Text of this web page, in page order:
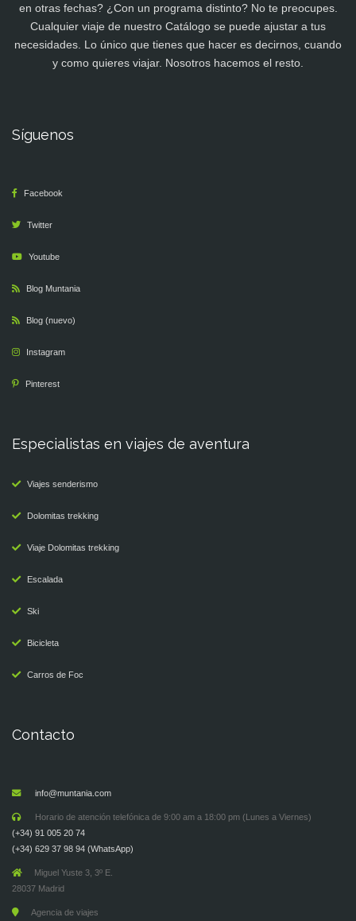
en otras fechas? ¿Con un programa distinto? No te preocupes.
Cualquier viaje de nuestro Catálogo se puede ajustar a tus
necesidades. Lo único que tienes que hacer es decirnos, cuando
y como quieres viajar. Nosotros hacemos el resto.
Síguenos
Facebook
Twitter
Youtube
Blog Muntania
Blog (nuevo)
Instagram
Pinterest
Especialistas en viajes de aventura
Viajes senderismo
Dolomitas trekking
Viaje Dolomitas trekking
Escalada
Ski
Bicicleta
Carros de Foc
Contacto
info@muntania.com
Horario de atención telefónica de 9:00 am a 18:00 pm (Lunes a Viernes)
(+34) 91 005 20 74
(+34) 629 37 98 94 (WhatsApp)
Miguel Yuste 3, 3º E.
28037 Madrid
Agencia de viajes